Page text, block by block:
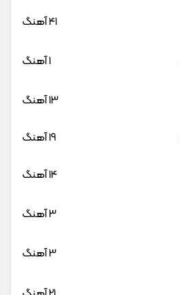
41 آهنگ
1 آهنگ
13 آهنگ
19 آهنگ
14 آهنگ
3 آهنگ
3 آهنگ